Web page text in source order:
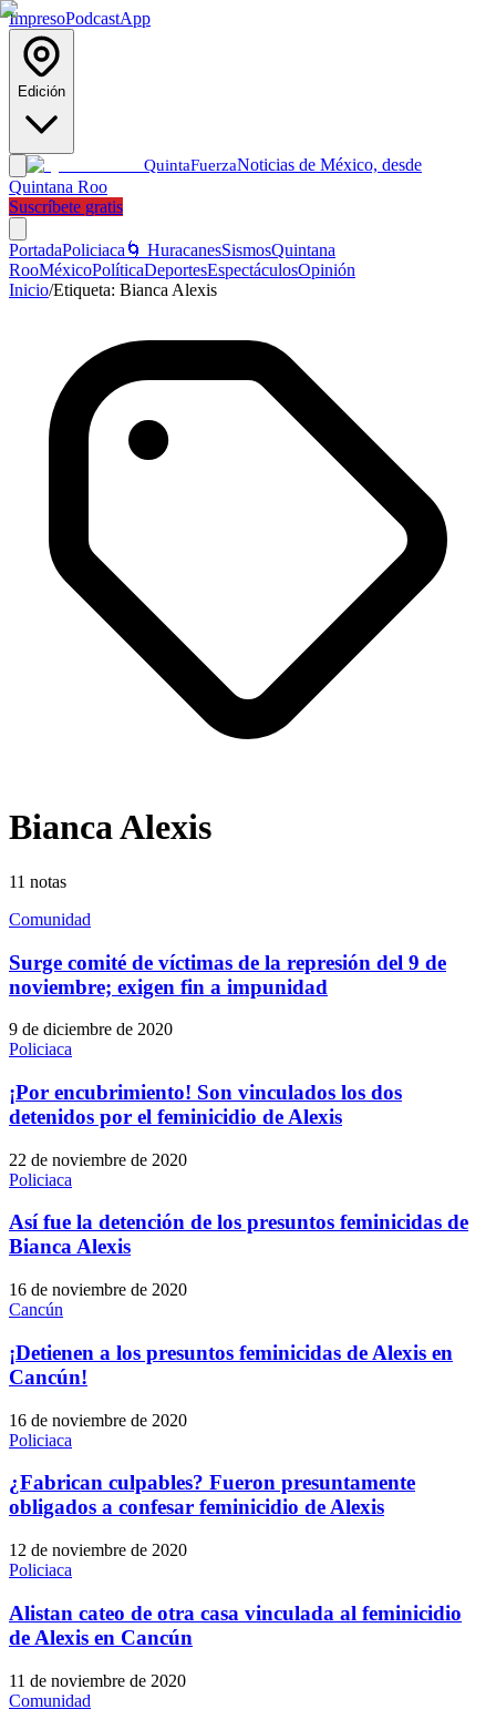
ImpresoPodcastApp
Edición
QuintaFuerzaNoticias de México, desde
Quintana Roo
Suscríbete gratis
PortadaPoliciaca 🌀 HuracanesSismosQuintana
RooMéxicoPolíticaDeportesEspectáculosOpinión
Inicio/Etiqueta: Bianca Alexis
Bianca Alexis
11 notas
Comunidad
Surge comité de víctimas de la represión del 9 de
noviembre; exigen fin a impunidad
9 de diciembre de 2020
Policiaca
¡Por encubrimiento! Son vinculados los dos
detenidos por el feminicidio de Alexis
22 de noviembre de 2020
Policiaca
Así fue la detención de los presuntos feminicidas de
Bianca Alexis
16 de noviembre de 2020
Cancún
¡Detienen a los presuntos feminicidas de Alexis en
Cancún!
16 de noviembre de 2020
Policiaca
¿Fabrican culpables? Fueron presuntamente
obligados a confesar feminicidio de Alexis
12 de noviembre de 2020
Policiaca
Alistan cateo de otra casa vinculada al feminicidio
de Alexis en Cancún
11 de noviembre de 2020
Comunidad